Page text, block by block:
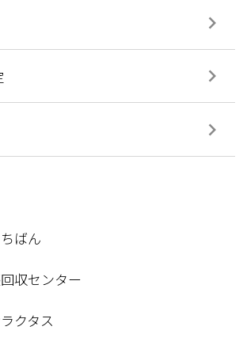
keyboard_arrow_right
keyboard_arrow_right
keyboard_arrow_right
ばん
収センター
クタス